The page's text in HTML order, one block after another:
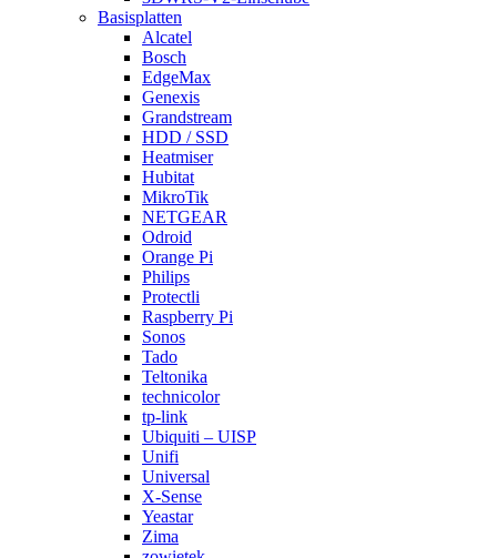
Basisplatten
Alcatel
Bosch
EdgeMax
Genexis
Grandstream
HDD / SSD
Heatmiser
Hubitat
MikroTik
NETGEAR
Odroid
Orange Pi
Philips
Protectli
Raspberry Pi
Sonos
Tado
Teltonika
technicolor
tp-link
Ubiquiti – UISP
Unifi
Universal
X-Sense
Yeastar
Zima